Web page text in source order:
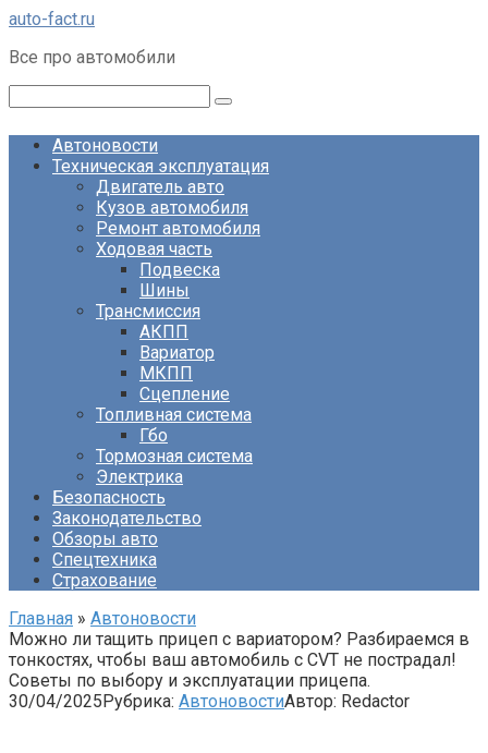
Перейти
контенту
auto-fact.ru
Все про автомобили
Автоновости
Техническая эксплуатация
Двигатель авто
Кузов автомобиля
Ремонт автомобиля
Ходовая часть
Подвеска
Шины
Трансмиссия
АКПП
Вариатор
МКПП
Сцепление
Топливная система
Гбо
Тормозная система
Электрика
Безопасность
Законодательство
Обзоры авто
Спецтехника
Страхование
Главная » Автоновости
Можно ли тащить прицеп с вариатором? Разбираемся в
тонкостях, чтобы ваш автомобиль с CVT не пострадал!
Советы по выбору и эксплуатации прицепа.
30/04/2025Рубрика: АвтоновостиАвтор: Redactor